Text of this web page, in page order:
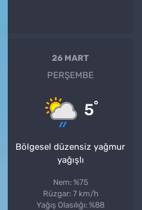
26 MART
PERŞEMBE
5°
Bölgesel düzensiz yağmur
yağışlı
Nem: %75
Rüzgar: 7 km/h
Yağış Olasılığı: %88